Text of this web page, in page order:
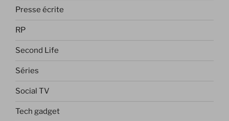
Presse écrite
RP
Second Life
Séries
Social TV
Tech gadget